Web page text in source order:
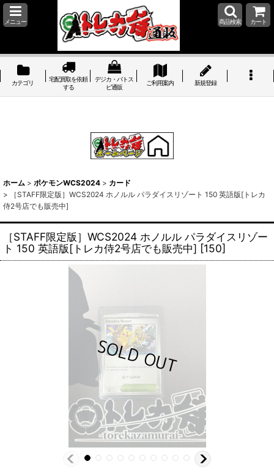
メニュー 商品検索 カート
カテゴリ
宅配買取を依頼
する
デジカ・バトス
ピ通販
ご利用案内 新規登録
ホーム > ポケモンWCS2024 > カード
>
［STAFF限定版］WCS2024 ホノルル パラダイスリゾート 150 英語版[トレカ
侍2号店でも販売中]
［STAFF限定版］WCS2024 ホノルル パラダイスリゾー
ト 150 英語版[トレカ侍2号店でも販売中] [150]